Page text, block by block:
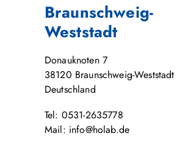
Braunschweig-
Weststadt
Donauknoten 7
38120 Braunschweig-Weststadt
Deutschland
Tel: 0531-2635778
Mail: info@holab.de